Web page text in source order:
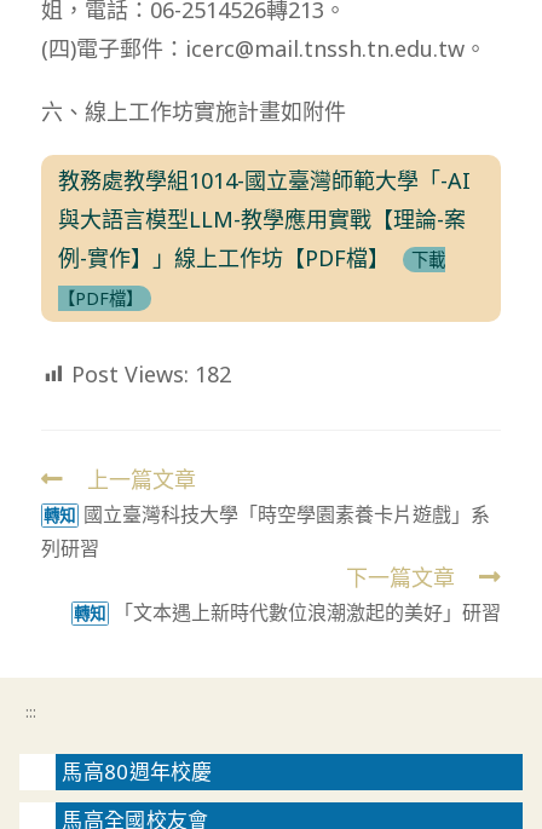
姐，電話：06-2514526轉213。
(四)電子郵件：icerc@mail.tnssh.tn.edu.tw。
六、線上工作坊實施計畫如附件
教務處教學組1014-國立臺灣師範大學「-AI
與大語言模型LLM-教學應用實戰【理論-案
例-實作】」線上工作坊【PDF檔】
下載
【PDF檔】
Post Views: 182
Read
more
articles
上一篇文章
轉知 國立臺灣科技大學「時空學園素養卡片遊戲」系
列研習
下一篇文章
轉知 「文本遇上新時代數位浪潮激起的美好」研習
:::
馬高80週年校慶
馬高全國校友會